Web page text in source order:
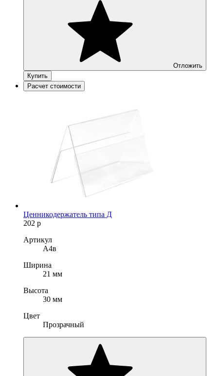
Отложить
Купить
Расчет стоимости
Ценникодержатель типа Д
202 р
Артикул
A4в
Ширина
21 мм
Высота
30 мм
Цвет
Прозрачный